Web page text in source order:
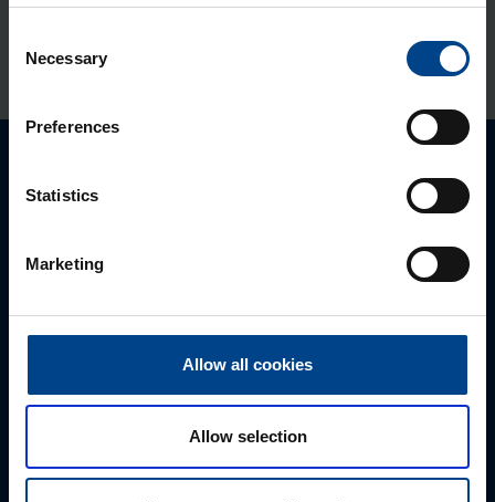
Selection
Necessary
Preferences
Statistics
Marketing
Allow all cookies
Allow selection
950x800x250 mm, metall, IP65